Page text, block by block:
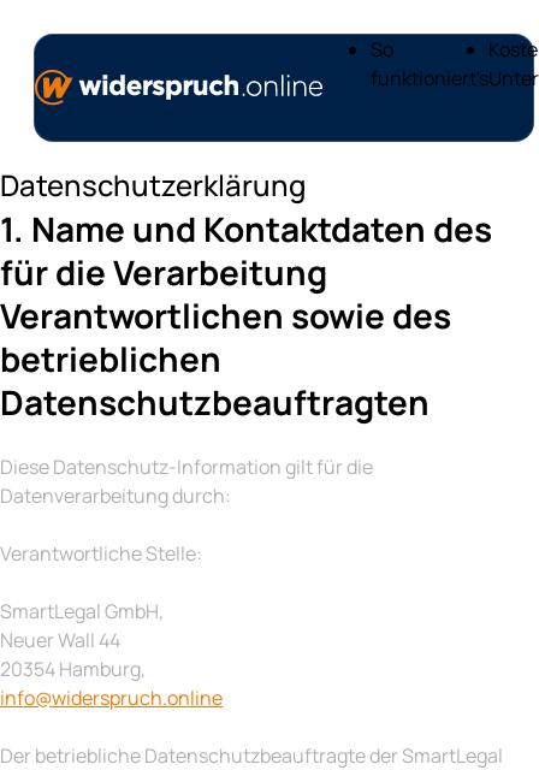
So
funktioniert's
Datenschutzerklärung
1. Name und Kontaktdaten des
für die Verarbeitung
Verantwortlichen sowie des
betrieblichen
Datenschutzbeauftragten
Diese Datenschutz-Information gilt für die
Datenverarbeitung durch:
Verantwortliche Stelle:
SmartLegal GmbH,
Neuer Wall 44
20354 Hamburg,
info@widerspruch.online
Der betriebliche Datenschutzbeauftragte der SmartLegal